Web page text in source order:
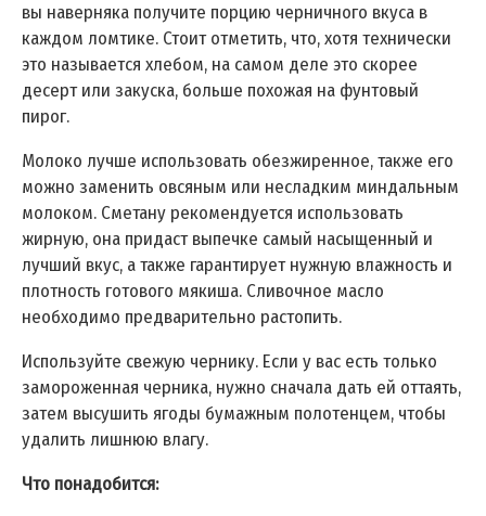
вы наверняка получите порцию черничного вкуса в
каждом ломтике. Стоит отметить, что, хотя технически
это называется хлебом, на самом деле это скорее
десерт или закуска, больше похожая на фунтовый
пирог.
Молоко лучше использовать обезжиренное, также его
можно заменить овсяным или несладким миндальным
молоком. Сметану рекомендуется использовать
жирную, она придаст выпечке самый насыщенный и
лучший вкус, а также гарантирует нужную влажность и
плотность готового мякиша. Сливочное масло
необходимо предварительно растопить.
Используйте свежую чернику. Если у вас есть только
замороженная черника, нужно сначала дать ей оттаять,
затем высушить ягоды бумажным полотенцем, чтобы
удалить лишнюю влагу.
Что понадобится: